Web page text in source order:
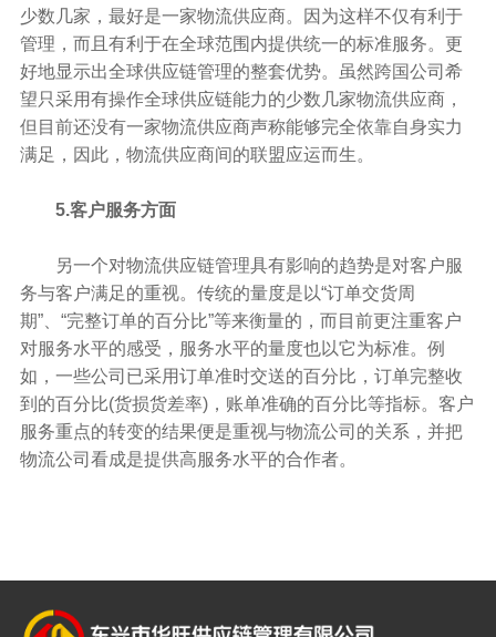
少数几家，最好是一家物流供应商。因为这样不仅有利于
管理，而且有利于在全球范围内提供统一的标准服务。更
好地显示出全球供应链管理的整套优势。虽然跨国公司希
望只采用有操作全球供应链能力的少数几家物流供应商，
但目前还没有一家物流供应商声称能够完全依靠自身实力
满足，因此，物流供应商间的联盟应运而生。
5.客户服务方面
另一个对物流供应链管理具有影响的趋势是对客户服
务与客户满足的重视。传统的量度是以“订单交货周
期”、“完整订单的百分比”等来衡量的，而目前更注重客户
对服务水平的感受，服务水平的量度也以它为标准。例
如，一些公司已采用订单准时交送的百分比，订单完整收
到的百分比(货损货差率)，账单准确的百分比等指标。客户
服务重点的转变的结果便是重视与物流公司的关系，并把
物流公司看成是提供高服务水平的合作者。